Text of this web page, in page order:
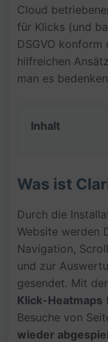
Cloud
für Klicks (und
DSGVO
hilfreichen
man es
Inhalt
Was ist
Durch die
Website werden
Navigation,
und zur
gesendet. Mit
Klick-Heatmaps
Besuche von
wieder